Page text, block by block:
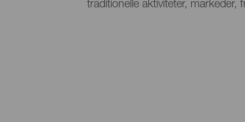
traditionelle aktiviteter, markeder,